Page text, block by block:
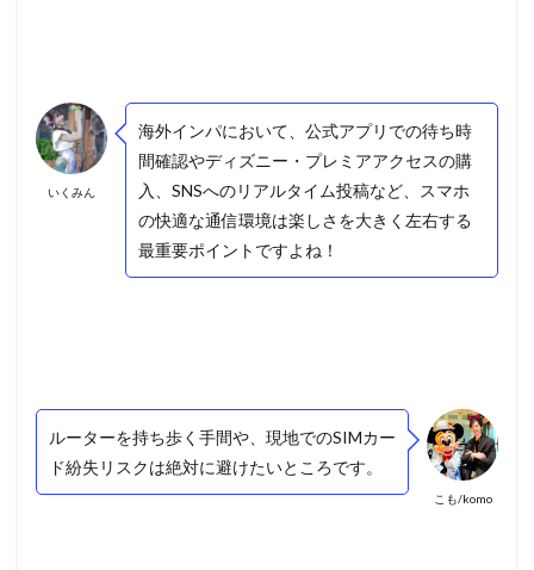
いくみん
海外インパにおいて、公式アプリでの待ち時
間確認やディズニー・プレミアアクセスの購
入、SNSへのリアルタイム投稿など、スマホ
の快適な通信環境は楽しさを大きく左右する
最重要ポイントですよね！
こも/komo
ルーターを持ち歩く手間や、現地でのSIMカー
ド紛失リスクは絶対に避けたいところです。